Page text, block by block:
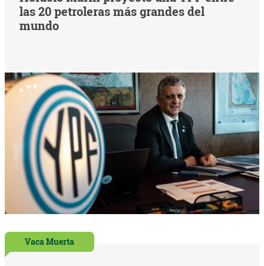
las 20 petroleras más grandes del
mundo
Vaca Muerta